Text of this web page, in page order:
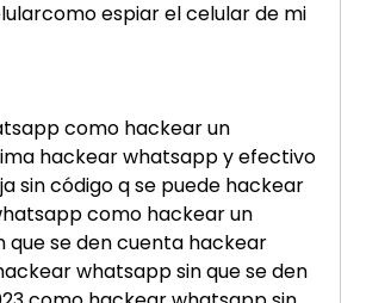
espiar el celular de mi
como hackear un
hackear whatsapp y efectivo
sin código q se puede hackear
como hackear un
se den cuenta hackear
whatsapp sin que se den